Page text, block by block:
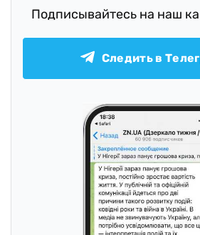
Подписывайтесь на наш
Следить в